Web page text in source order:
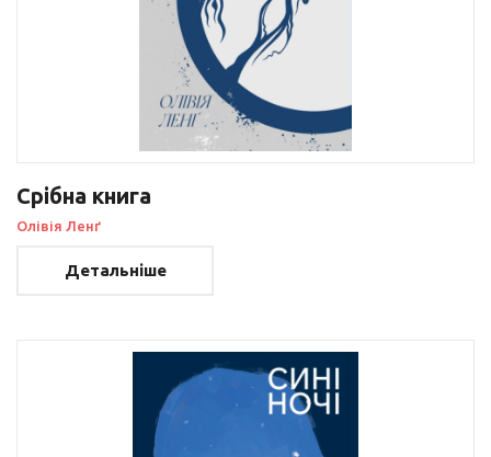
Срібна книга
Олівія Ленґ
Детальніше